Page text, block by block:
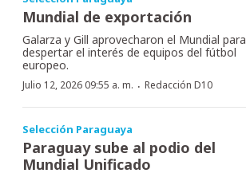
Mundial de exportación
Galarza y Gill aprovecharon el Mundial para
despertar el interés de equipos del fútbol
europeo.
Julio 12, 2026 09:55 a. m. · Redacción D10
Selección Paraguaya
Paraguay sube al podio del
Mundial Unificado